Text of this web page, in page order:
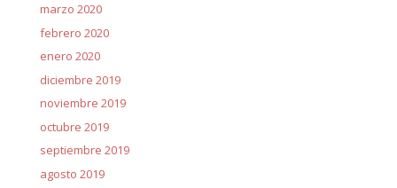
marzo 2020
febrero 2020
enero 2020
diciembre 2019
noviembre 2019
octubre 2019
septiembre 2019
agosto 2019